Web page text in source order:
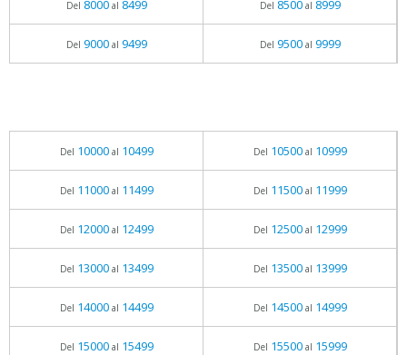
Del 8000al 8499 Del 8500al 8999
Del 9000al 9499 Del 9500al 9999
Del 10000al 10499 Del 10500al 10999
Del 11000al 11499 Del 11500al 11999
Del 12000al 12499 Del 12500al 12999
Del 13000al 13499 Del 13500al 13999
Del 14000al 14499 Del 14500al 14999
Del 15000al 15499 Del 15500al 15999